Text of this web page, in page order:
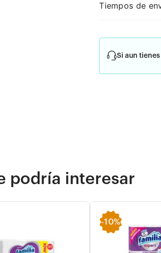
Tiempos de
Si aun
podría interesar
-10%